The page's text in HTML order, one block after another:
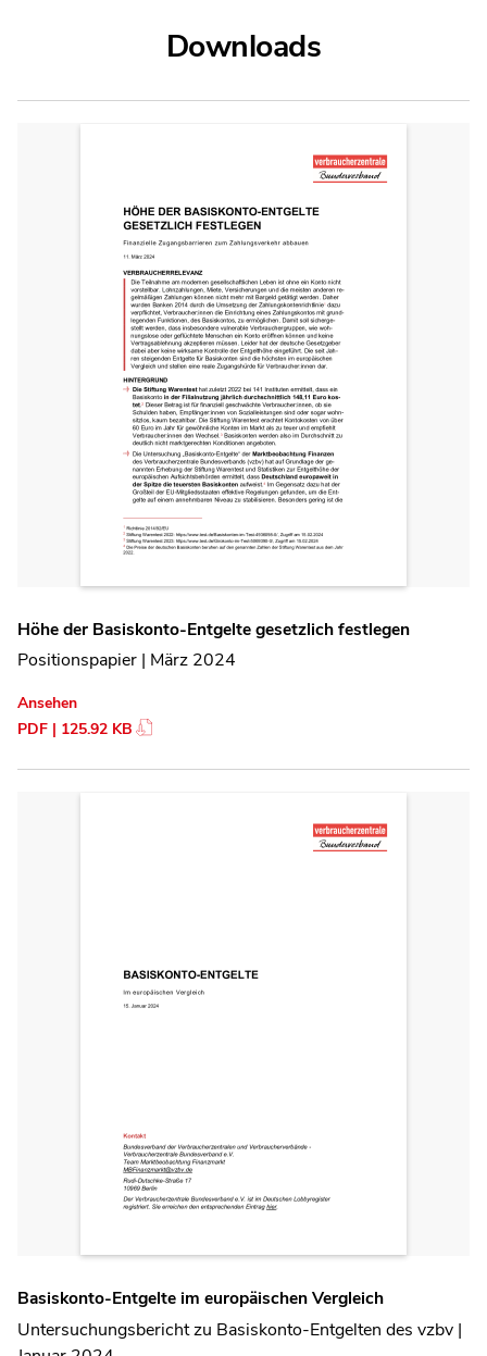
Downloads
Höhe der Basiskonto-Entgelte gesetzlich festlegen
Positionspapier | März 2024
Ansehen
PDF | 125.92 KB
Basiskonto-Entgelte im europäischen Vergleich
Untersuchungsbericht zu Basiskonto-Entgelten des vzbv |